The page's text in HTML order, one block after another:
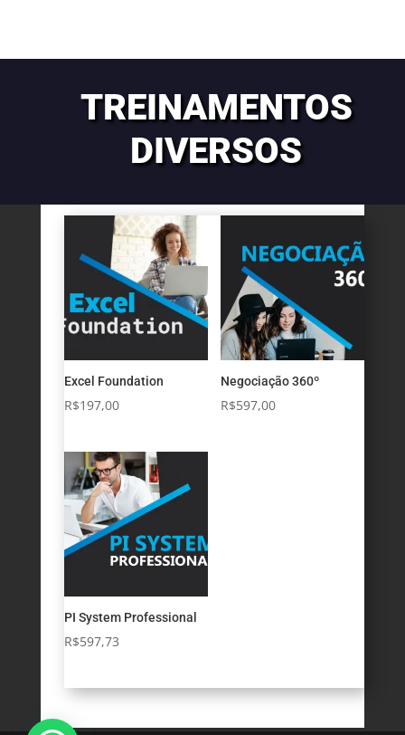
TREINAMENTOS
DIVERSOS
Excel Foundation
R$197,00
Negociação 360º
R$597,00
PI System Professional
R$597,73